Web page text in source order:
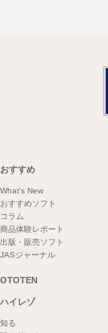
おすすめ
What's New
おすすめソフト
コラム
商品体験レポート
出版・販売ソフト
JASジャーナル
OTOTEN
ハイレゾ
知る